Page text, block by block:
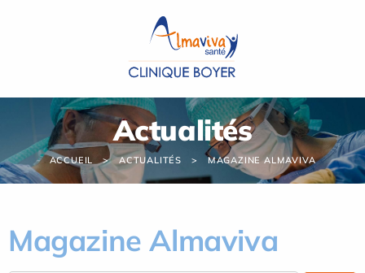
Actualités
ACCUEIL ACTUALITÉS MAGAZINE ALMAVIVA
Magazine Almaviva